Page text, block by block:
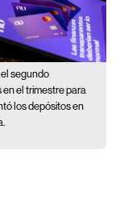
segundo
en el trimestre para
los depósitos en